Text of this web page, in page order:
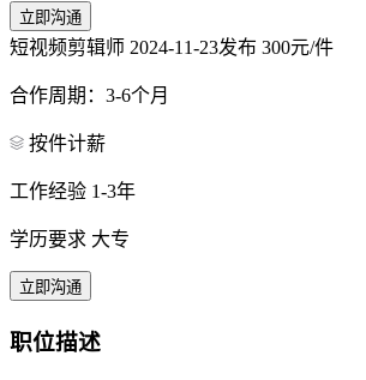
立即沟通
短视频剪辑师 2024-11-23发布 300元/件
合作周期：3-6个月
按件计薪
工作经验 1-3年
学历要求 大专
立即沟通
职位描述